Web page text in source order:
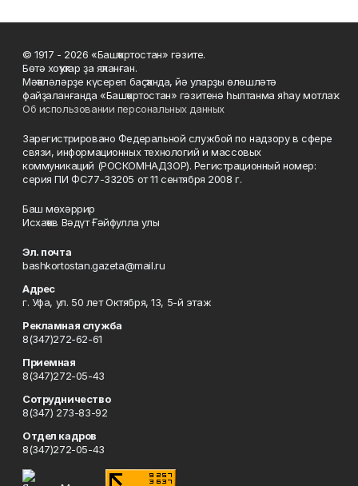
© 1917 - 2026 «Башҡортостан» гәзите.
Бөтә хоҡуҡтар ҙа яҡланған.
Мәҡәләләрҙе күсереп баҫҡанда, йә уларҙы өлөшләтә
файҙаланғанда «Башҡортостан» гәзитенә һылтанма яһау мотлаҡ.
Об использовании персональных данных
Зарегистрировано Федеральной службой по надзору в сфере
связи, информационных технологий и массовых
коммуникаций (РОСКОМНАДЗОР). Регистрационный номер:
серия ПИ ФС77-33205 от 11 сентября 2008 г.
Баш мөхәррир
Исхаҡов Вәдүт Ғәйфулла улы
Эл. почта
bashkortostan.gazeta@mail.ru
Адрес
г. Уфа, ул. 50 лет Октября, 13, 5-й этаж
Рекламная служба
8(347)272-62-61
Приемная
8(347)272-05-43
Сотрудничество
8(347) 273-83-92
Отдел кадров
8(347)272-05-43